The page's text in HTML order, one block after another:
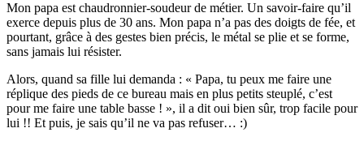
Mon papa est chaudronnier-soudeur de métier. Un savoir-faire qu’il
exerce depuis plus de 30 ans. Mon papa n’a pas des doigts de fée, et
pourtant, grâce à des gestes bien précis, le métal se plie et se forme,
sans jamais lui résister.
Alors, quand sa fille lui demanda : « Papa, tu peux me faire une
réplique des pieds de ce bureau mais en plus petits steuplé, c’est
pour me faire une table basse ! », il a dit oui bien sûr, trop facile pour
lui !! Et puis, je sais qu’il ne va pas refuser… :)